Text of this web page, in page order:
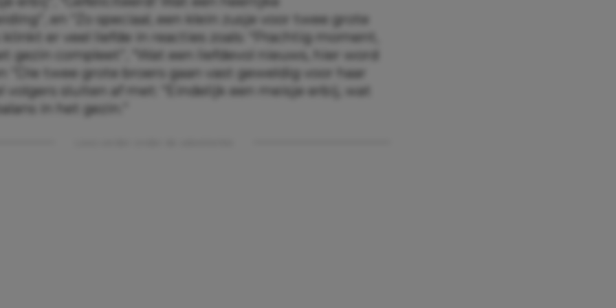
en “Zo speciaal, een klein zusje voor twee grote
klinkt er veel liefde in reacties zoals: “Prachtig moment,
gezin compleet”, “Wat een liefdevol nieuws, hier word
“Die twee grote broers gaan vast geweldig voor haar
volgers sluiten af met: “Eindelijk een meisje erbij, wat
in het gezin.”